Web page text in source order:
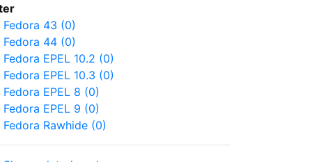
Fedora 43 (0)
Fedora 44 (0)
Fedora EPEL 10.2 (0)
Fedora EPEL 10.3 (0)
Fedora EPEL 8 (0)
Fedora EPEL 9 (0)
Fedora Rawhide (0)